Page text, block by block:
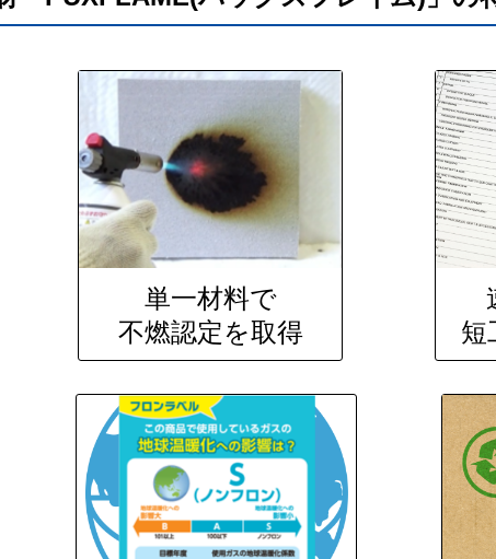
単一材料で
不燃認定を取得
短